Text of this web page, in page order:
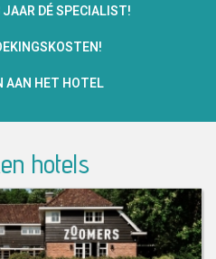
DÉ SPECIALIST!
AAN HET HOTEL
hotels